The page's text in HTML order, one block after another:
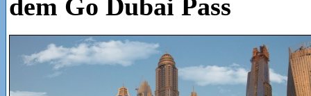
dem Go Dubai Pass